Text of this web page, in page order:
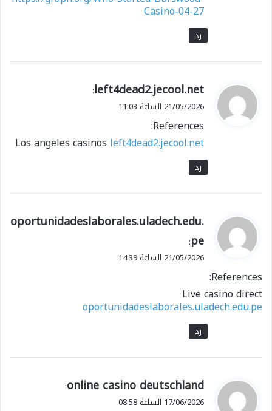
Casino-04-27
رد
ي
ق
ل
left4dead2.jecool.net
:
21/05/2026 الساعة 11:03
References:
Los angeles casinos left4dead2.jecool.net
رد
و
ل
oportunidadeslaborales.uladech.edu.
pe
:
21/05/2026 الساعة 14:39
References:
Live casino direct
oportunidadeslaborales.uladech.edu.pe
رد
ي
ق
online casino deutschland
:
17/06/2026 الساعة 08:58